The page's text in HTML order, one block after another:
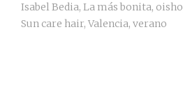
Isabel Bedia, La más bonita, oisho
Sun care hair, Valencia, verano